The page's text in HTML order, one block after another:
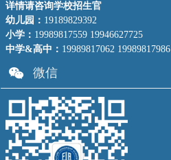
详情请咨询学校招生官
幼儿园： 19189829392
小学： 19989817559 19946627725
中学&高中： 19989817062 19989817986
微信
너